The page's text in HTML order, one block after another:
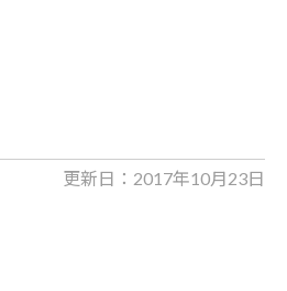
更新日：2017年10月23日